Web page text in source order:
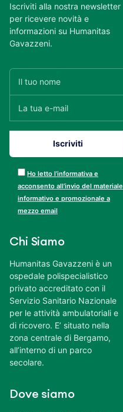
Iscriviti alla nostra newsletter
per ricevere novità e
informazioni su Humanitas
Gavazzeni.
Ho letto l’informativa e
acconsento all’invio del materiale
informativo e promozionale a
mezzo email
Chi Siamo
Humanitas Gavazzeni è un
ospedale polispecialistico
privato accreditato con il
Servizio Sanitario Nazionale
per le attività ambulatoriali e
di ricovero. E’ situato nella
zona centrale di Bergamo,
all’interno di un parco
secolare.
Dove siamo